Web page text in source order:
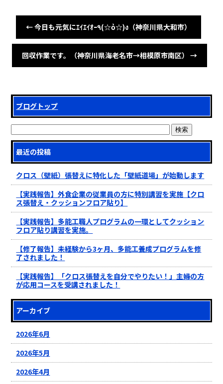
← 今日も元気にｴｲｴｲｵｰ٩(☆ỏ☆)ง（神奈川県大和市）
回収作業です。（神奈川県海老名市→相模原市南区） →
ブログトップ
最近の投稿
クロス（壁紙）張替えに特化した「壁紙道場」が始動します
【実践報告】外食企業の従業員の方に特別講習を実施【クロ
ス張替え・クッションフロア貼り】
【実践報告】多能工職人プログラムの一環としてクッション
フロア貼り講習を実施。
【修了報告】未経験から3ヶ月、多能工養成プログラムを修
了されました！
【実践報告】「クロス張替えを自分でやりたい！」主婦の方
が応用コースを受講されました！
アーカイブ
2026年6月
2026年5月
2026年4月